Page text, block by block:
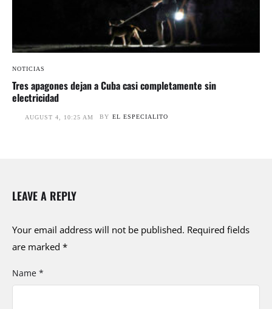
NOTICIAS
Tres apagones dejan a Cuba casi completamente sin
electricidad
AUGUST 4, 10:25 AM BY EL ESPECIALITO
LEAVE A REPLY
Your email address will not be published. Required fields
are marked *
Name *